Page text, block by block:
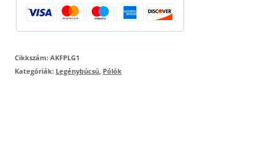
mennyiség
Cikkszám: AKFPLG1
Kategóriák: Legénybúcsú, Pólók